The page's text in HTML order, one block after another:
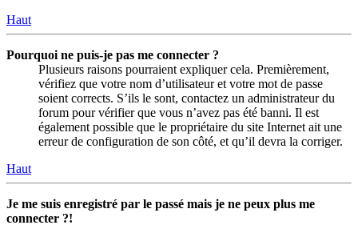
Haut
Pourquoi ne puis-je pas me connecter ?
Plusieurs raisons pourraient expliquer cela. Premièrement,
vérifiez que votre nom d’utilisateur et votre mot de passe
soient corrects. S’ils le sont, contactez un administrateur du
forum pour vérifier que vous n’avez pas été banni. Il est
également possible que le propriétaire du site Internet ait une
erreur de configuration de son côté, et qu’il devra la corriger.
Haut
Je me suis enregistré par le passé mais je ne peux plus me
connecter ?!